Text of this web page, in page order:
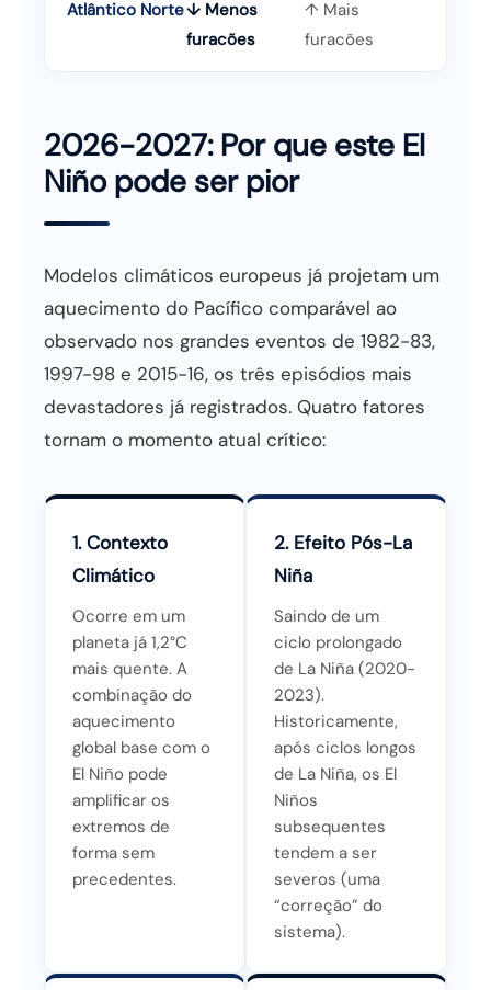
Atlântico Norte↓ Menos
furacões
↑ Mais
furacões
2026-2027: Por que este El
Niño pode ser pior
Modelos climáticos europeus já projetam um
aquecimento do Pacífico comparável ao
observado nos grandes eventos de 1982-83,
1997-98 e 2015-16, os três episódios mais
devastadores já registrados. Quatro fatores
tornam o momento atual crítico:
1. Contexto
Climático
Ocorre em um
planeta já 1,2°C
mais quente. A
combinação do
aquecimento
global base com o
El Niño pode
amplificar os
extremos de
forma sem
precedentes.
2. Efeito Pós-La
Niña
Saindo de um
ciclo prolongado
de La Niña (2020-
2023).
Historicamente,
após ciclos longos
de La Niña, os El
Niños
subsequentes
tendem a ser
severos (uma
“correção” do
sistema).